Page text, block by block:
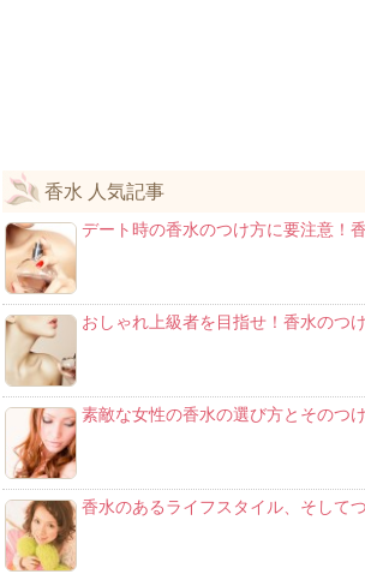
香水 人気記事
デート時の香水のつけ方に要注意！
おしゃれ上級者を目指せ！香水のつ
素敵な女性の香水の選び方とそのつ
香水のあるライフスタイル、そして